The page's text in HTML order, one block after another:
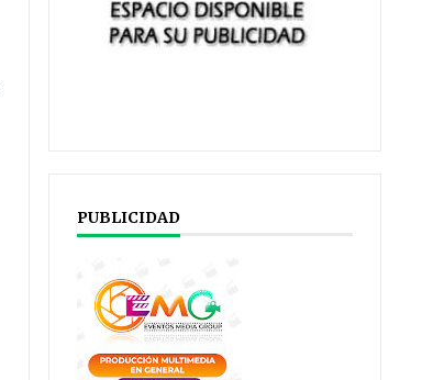
PUBLICIDAD